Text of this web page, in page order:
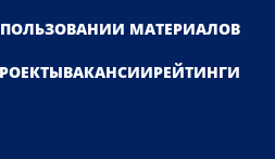
МАТЕРИАЛОВ
ВАКАНСИИРЕЙТИНГИ